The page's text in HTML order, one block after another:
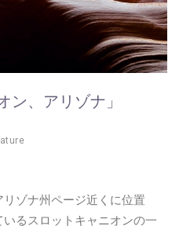
ン、アリゾナ」
ゾナ州ページ近くに位置
るスロットキャニオンの一